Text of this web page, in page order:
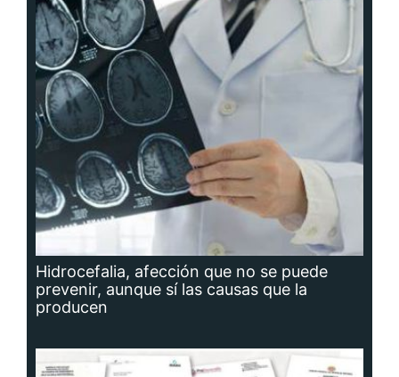
Hidrocefalia, afección que no se puede
prevenir, aunque sí las causas que la
producen